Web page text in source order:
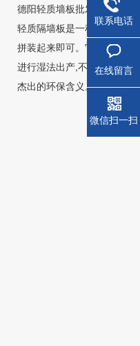
德阳轻质墙板批发价
轻质隔墙板是一种新式节能
拼装起来即可。它是由无害
进行湿法出产,不需要对磷
杰出的环保含义。
联系电话
蒸压钢
在线留言
微信扫一扫